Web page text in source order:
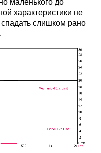
характеристики не
слишком рано